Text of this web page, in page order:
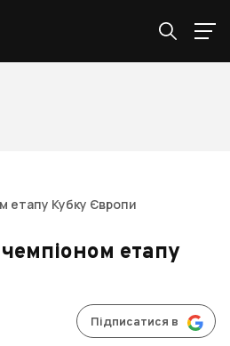
етапу Кубку Європи
етапу
Підписатися в